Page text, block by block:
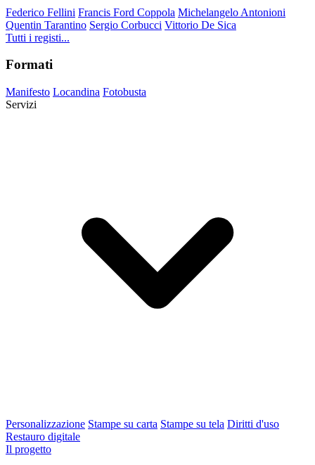
Federico Fellini Francis Ford Coppola Michelangelo Antonioni
Quentin Tarantino Sergio Corbucci Vittorio De Sica
Tutti i registi...
Formati
Manifesto Locandina Fotobusta
Servizi
Personalizzazione Stampe su carta Stampe su tela Diritti d'uso
Restauro digitale
Il progetto